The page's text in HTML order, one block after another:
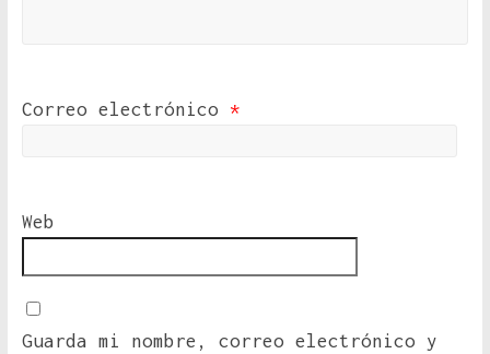
Correo electrónico *
Web
Guarda mi nombre, correo electrónico y